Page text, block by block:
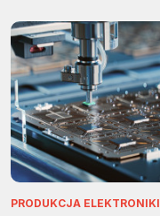
PRODUKCJA ELEKTRONIKI